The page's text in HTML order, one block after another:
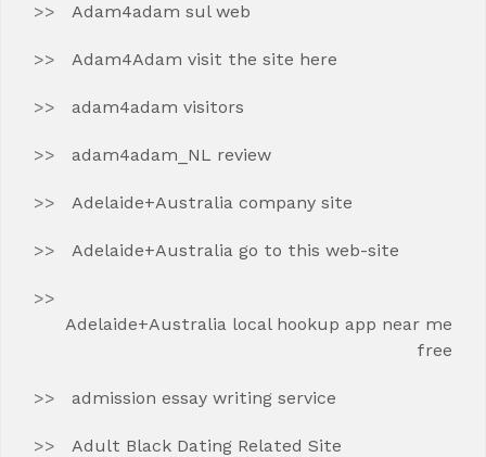
Adam4adam sul web
Adam4Adam visit the site here
adam4adam visitors
adam4adam_NL review
Adelaide+Australia company site
Adelaide+Australia go to this web-site
Adelaide+Australia local hookup app near me
free
admission essay writing service
Adult Black Dating Related Site